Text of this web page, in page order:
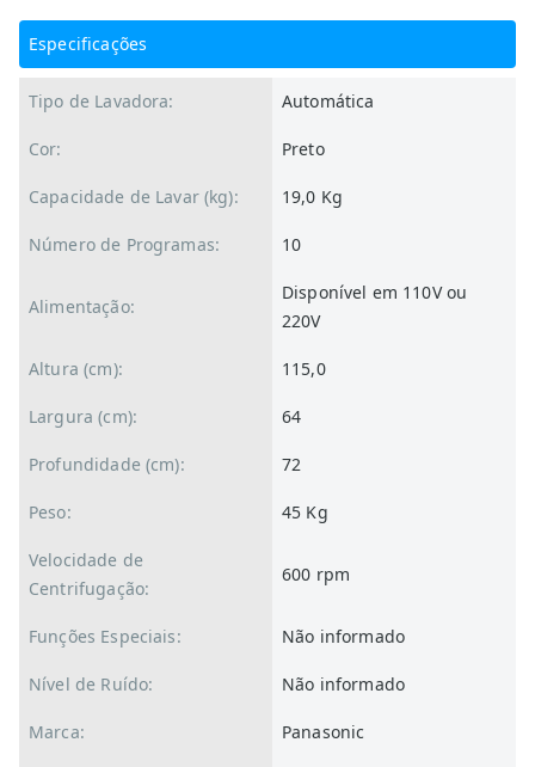
Especificações
Tipo de Lavadora: Automática
Cor: Preto
Capacidade de Lavar (kg): 19,0 Kg
Número de Programas: 10
Alimentação:
Disponível em 110V ou
220V
Altura (cm): 115,0
Largura (cm): 64
Profundidade (cm): 72
Peso: 45 Kg
Velocidade de
Centrifugação:
600 rpm
Funções Especiais: Não informado
Nível de Ruído: Não informado
Marca: Panasonic